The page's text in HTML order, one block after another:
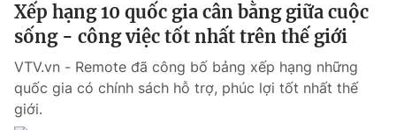
® Cấm sao chép dưới mọi hình thức nếu không có sự chấp
thuận bằng văn bản. Ghi rõ nguồn VTV.vn khi phát hành lại
thông tin từ website này.
Xếp hạng 10 quốc gia cân bằng giữa cuộc
sống - công việc tốt nhất trên thế giới
VTV.vn - Remote đã công bố bảng xếp hạng những
quốc gia có chính sách hỗ trợ, phúc lợi tốt nhất thế
giới.